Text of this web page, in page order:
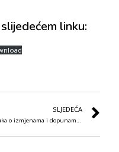
linku:
SLJEDEĆA